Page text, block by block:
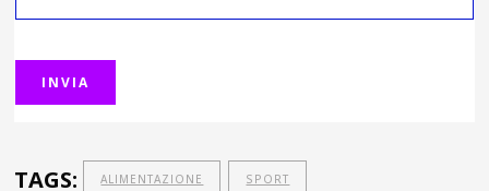
TAGS: ALIMENTAZIONE SPORT